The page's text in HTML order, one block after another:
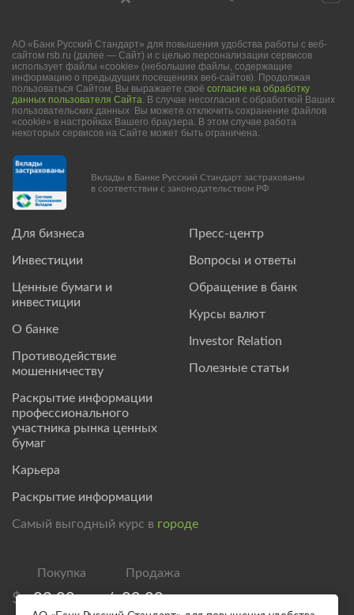
Для бизнеса
Инвестиции
Ценные бумаги и
инвестиции
О банке
Противодействие
мошенничеству
Раскрытие информации
профессионального
участника рынка ценных
бумаг
Карьера
Раскрытие информации
Пресс-центр
Вопросы и ответы
Обращение в банк
Курсы валют
Investor Relation
Полезные статьи
АО «Банк Русский Стандарт» для повышения удобства работы с веб-
сайтом rsb.ru (далее — Сайт) и с целью персонализации сервисов
использует файлы «cookie» (небольшие файлы, содержащие
информацию о предыдущих посещениях веб-сайтов). Продолжая
пользоваться Сайтом, Вы выражаете своё согласие на обработку
данных пользователя Сайта. В случае несогласия с обработкой Ваших
пользовательских данных Вы можете отключить сохранение файлов
«cookie» в настройках Вашего браузера. В этом случае работа
некоторых сервисов на Сайте может быть ограничена.
Вклады в Банке Русский Стандарт застрахованы
в соответствии с законодательством РФ
Самый выгодный курс в городе
$ 83,00 / 89,00